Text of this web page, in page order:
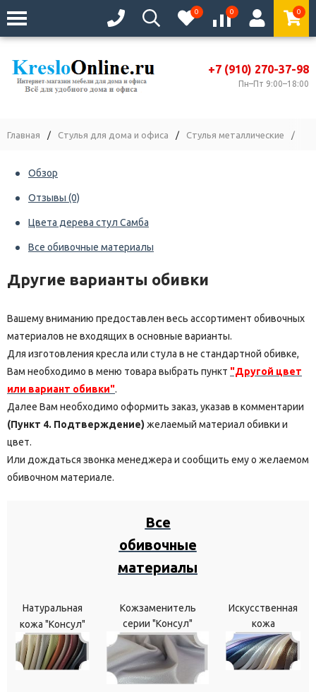
0 0 0
+7 (910) 270-37-98
Пн–Пт 9:00–18:00
Главная / Стулья для дома и офиса / Стулья металлические /
Обзор
Отзывы (0)
Цвета дерева стул Самба
Все обивочные материалы
Другие варианты обивки
Вашему вниманию предоставлен весь ассортимент обивочных
материалов не входящих в основные варианты.
Для изготовления кресла или стула в не стандартной обивке,
Вам необходимо в меню товара выбрать пункт "Другой цвет
или вариант обивки".
Далее Вам необходимо оформить заказ, указав в комментарии
(Пункт 4. Подтверждение) желаемый материал обивки и
цвет.
Или дождаться звонка менеджера и сообщить ему о желаемом
обивочном материале.
Все
обивочные
материалы
Натуральная
кожа "Консул"
Кожзаменитель
серии "Консул"
Искусственная
кожа